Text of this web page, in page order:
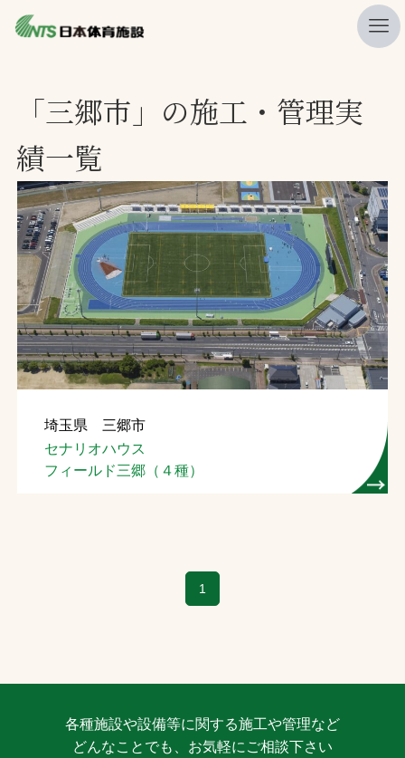
ニュース
プレスリリース
レポート
製品・サービス一覧
施工・管理実績一覧
会社概要
採用情報
検索
お問合せ
お取引先の皆様へ
「三郷市」の施工・管理実
績一覧
埼玉県 三郷市
セナリオハウス
フィールド三郷（４種）
1
各種施設や設備等に関する施工や管理など
どんなことでも、お気軽にご相談下さい